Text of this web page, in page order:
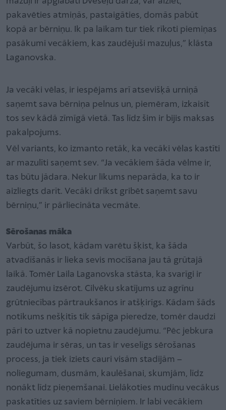
pakavēties atmiņās, pastaigāties, domās pabūt
kopā ar bērniņu. Ik pa laikam tur tiek rīkoti piemiņas
pasākumi vecākiem, kas zaudējuši mazuļus,” klāsta
Laganovska.
Ja vecāki vēlas, ir iespējams arī atsevišķā urniņā
saņemt sava bērniņa pelnus un, piemēram, izkaisīt
tos sev kādā zīmīgā vietā. Tas līdz šim ir bijis maksas
pakalpojums.
Vēl variants, ko izmanto retāk, ka vecāki vēlas kastīti
ar mazulīti saņemt sev. “Ja vecākiem šāda vēlme ir,
tas būtu jādara. Nekur likums neparāda, ka to ir
aizliegts darīt. Vecāki drīkst gribēt saņemt savu
bērniņu,” ir pārliecināta vecmāte.
Sērošanas māka
Varbūt, šo lasot, kādam varētu šķist, ka šāda
atvadīšanās ir lieka sevis mocīšana jau tā grūtajā
laikā. Tomēr Laila Laganovska stāsta, ka svarīgi ir
zaudējumu izsērot. Cilvēku skatījums uz agrīnu
grūtniecības pārtraukšanos ir atšķirīgs. Kādam šāds
notikums nešķitīs tik sāpīga pieredze, tomēr daudzi
pāri to uztver kā nopietnu zaudējumu. “Pēc jebkura
zaudējuma ir sēras, un tas ir veselīgs sērošanas
process, ja tiek iziets cauri visām stadijām –
noliegumam, dusmām, kaulēšanai, skumjām, līdz
nonākt līdz pieņemšanai. Lielākoties mudinu vecākus
paskatīties uz saviem bērniņiem. Ir labi vecākiem